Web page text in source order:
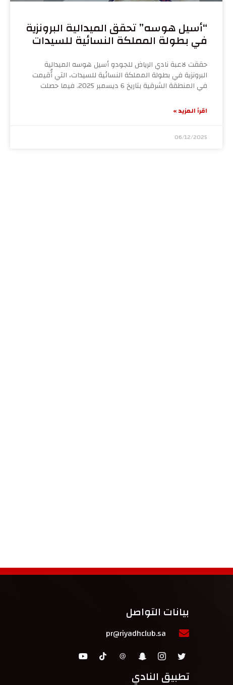
“أسيل هوسه” تحقق الميدالية البرونزية
في بطولة المملكة النسائية للسيدات
حققت لاعبة نادي الرياض للجودو أسيل هوسه الميدالية
البرونزية في بطولة المملكة النسائية للسيدات، التي أُقيمت
في المنطقة الشرقية بتاريخ 6 ديسمبر 2025. فيما حصلت
اقرأ المزيد »
06/12/2025
بيانات التواصل
pr@riyadhclub.sa
تطبيق النادي